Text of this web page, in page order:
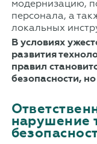
модернизацию,
персонала, а
локальных
В условиях
развития
правил
безопасности,
нарушение